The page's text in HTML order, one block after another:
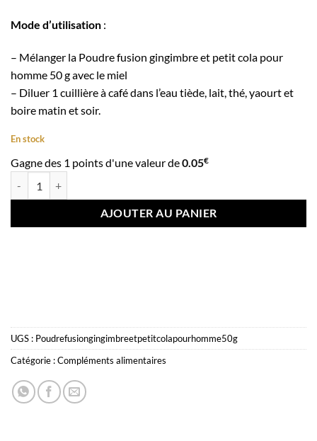
Mode d’utilisation :
– Mélanger la Poudre fusion gingimbre et petit cola pour
homme 50 g avec le miel
– Diluer 1 cuillière à café dans l’eau tiède, lait, thé, yaourt et
boire matin et soir.
En stock
Gagne des 1 points d'une valeur de0.05€
AJOUTER AU PANIER
UGS : Poudrefusiongingimbreetpetitcolapourhomme50g
Catégorie :Compléments alimentaires